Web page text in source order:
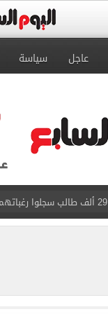
عاجل سياسة
29 ألف طالب سجلوا رغباتهم fتنسيق المرحلة الأولى للقبول بالجامعات حتى الآن
حفلات U Arena تنطلق مع الهضبة عمرو دياب ضمن «يلا ساحل 2026» بالعلمين الجديدة
الآلاف يودعون عروس
الرئيس السيسى يستقبل